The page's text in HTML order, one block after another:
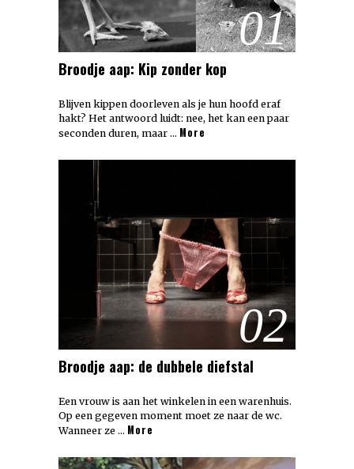
01
Broodje aap: Kip zonder kop
Blijven kippen doorleven als je hun hoofd eraf
hakt? Het antwoord luidt: nee, het kan een paar
seconden duren, maar … More
02
Broodje aap: de dubbele diefstal
Een vrouw is aan het winkelen in een warenhuis.
Op een gegeven moment moet ze naar de wc.
Wanneer ze … More